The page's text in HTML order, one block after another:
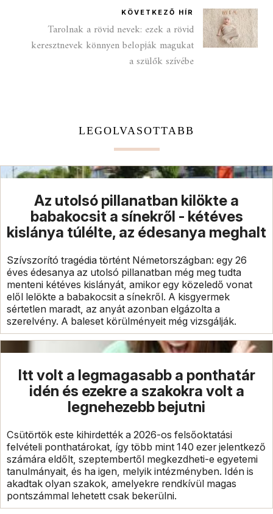
KÖVETKEZŐ HÍR
Tarolnak a rövid nevek: ezek a rövid
keresztnevek könnyen belopják magukat
a szülők szívébe
LEGOLVASOTTABB
Az utolsó pillanatban kilökte a
babakocsit a sínekről - kétéves
kislánya túlélte, az édesanya meghalt
Szívszorító tragédia történt Németországban: egy 26
éves édesanya az utolsó pillanatban még meg tudta
menteni kétéves kislányát, amikor egy közeledő vonat
elől lelökte a babakocsit a sínekről. A kisgyermek
sértetlen maradt, az anyát azonban elgázolta a
szerelvény. A baleset körülményeit még vizsgálják.
Itt volt a legmagasabb a ponthatár
idén és ezekre a szakokra volt a
legnehezebb bejutni
Csütörtök este kihirdették a 2026-os felsőoktatási
felvételi ponthatárokat, így több mint 140 ezer jelentkező
számára eldőlt, szeptembertől megkezdheti-e egyetemi
tanulmányait, és ha igen, melyik intézményben. Idén is
akadtak olyan szakok, amelyekre rendkívül magas
pontszámmal lehetett csak bekerülni.